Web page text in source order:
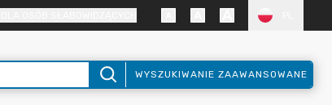
WYSZUKIWANIE ZAAWANSOWANE